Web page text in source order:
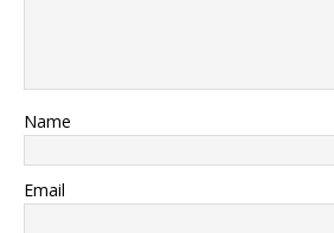
Name
Email